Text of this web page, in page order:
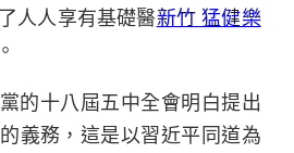
人人享有基礎醫新竹 猛健樂
的十八屆五中全會明白提出
義務，這是以習近平同道為